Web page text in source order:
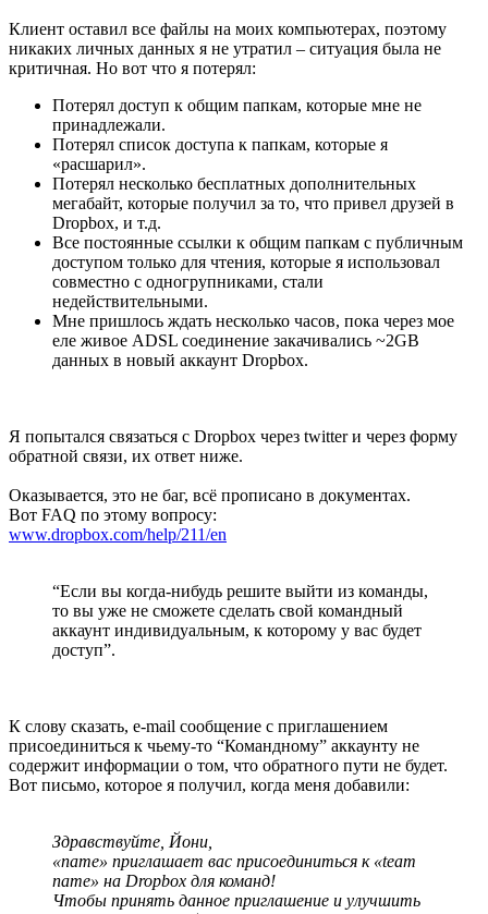
Клиент оставил все файлы на моих компьютерах, поэтому
никаких личных данных я не утратил – ситуация была не
критичная. Но вот что я потерял:
Потерял доступ к общим папкам, которые мне не
принадлежали.
Потерял список доступа к папкам, которые я
«расшарил».
Потерял несколько бесплатных дополнительных
мегабайт, которые получил за то, что привел друзей в
Dropbox, и т.д.
Все постоянные ссылки к общим папкам с публичным
доступом только для чтения, которые я использовал
совместно с одногрупниками, стали
недействительными.
Мне пришлось ждать несколько часов, пока через мое
еле живое ADSL соединение закачивались ~2GB
данных в новый аккаунт Dropbox.
Я попытался связаться с Dropbox через twitter и через форму
обратной связи, их ответ ниже.
Оказывается, это не баг, всё прописано в документах.
Вот FAQ по этому вопросу:
www.dropbox.com/help/211/en
“Если вы когда-нибудь решите выйти из команды,
то вы уже не сможете сделать свой командный
аккаунт индивидуальным, к которому у вас будет
доступ”.
К слову сказать, e-mail сообщение с приглашением
присоединиться к чьему-то “Командному” аккаунту не
содержит информации о том, что обратного пути не будет.
Вот письмо, которое я получил, когда меня добавили:
Здравствуйте, Йони,
«name» приглашает вас присоединиться к «team
name» на Dropbox для команд!
Чтобы принять данное приглашение и улучшить